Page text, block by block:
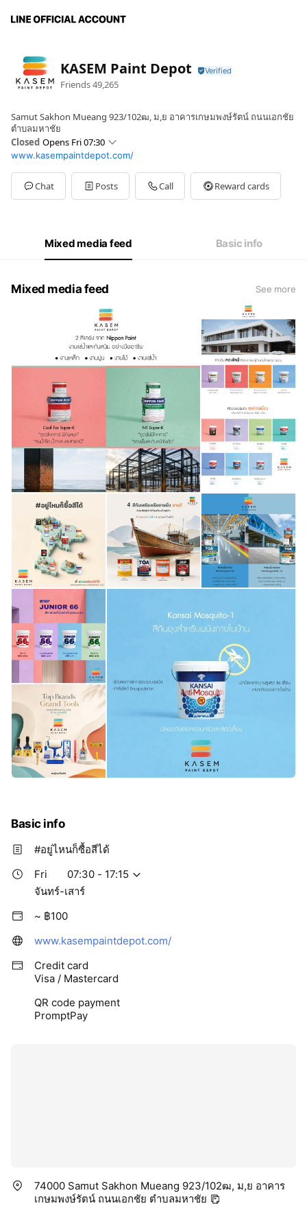
KASEM Paint Depot
Friends49,265
Samut Sakhon Mueang 923/102ฒ, ม,ย อาคารเกษมพงษ์รัตน์ ถนนเอกชัย
ตำบลมหาชัย
Closed Opens Fri 07:30
SunClosed
Mon07:30 - 17:15
Tue07:30 - 17:15
Wed07:30 - 17:15
07:30 - 17:15
จันทร์-เสาร์
www.kasempaintdepot.com/
Chat Posts Call Reward cards
Mixed media feed Basic info
Mixed media feed See more
Basic info
#อยู่ไหนก็ซื้อสีได้
Fri
07:30 - 17:15
จันทร์-เสาร์
~ ฿100
www.kasempaintdepot.com/
Credit card
Visa / Mastercard
QR code payment
PromptPay
74000 Samut Sakhon Mueang 923/102ฒ, ม,ย อาคาร
เกษมพงษ์รัตน์ ถนนเอกชัย ตำบลมหาชัย